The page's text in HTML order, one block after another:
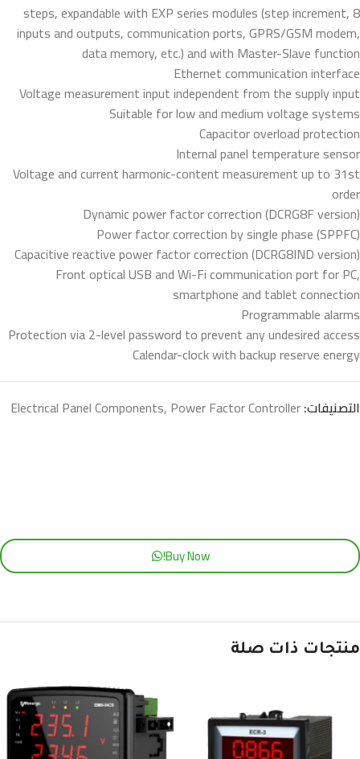
8 steps, expandable with EXP series modules (step increment,
inputs and outputs, communication ports, GPRS/GSM modem,
data memory, etc.) and with Master-Slave function
Ethernet communication interface
Voltage measurement input independent from the supply input
Suitable for low and medium voltage systems
Capacitor overload protection
Internal panel temperature sensor
Voltage and current harmonic-content measurement up to 31st
order
Dynamic power factor correction (DCRG8F version)
Power factor correction by single phase (SPPFC)
Capacitive reactive power factor correction (DCRG8IND version)
Front optical USB and Wi-Fi communication port for PC,
smartphone and tablet connection
Programmable alarms
Protection via 2-level password to prevent any undesired access
Calendar-clock with backup reserve energy
التصنيفات: Electrical Panel Components, Power Factor Controller
Buy Now!
منتجات ذات صلة